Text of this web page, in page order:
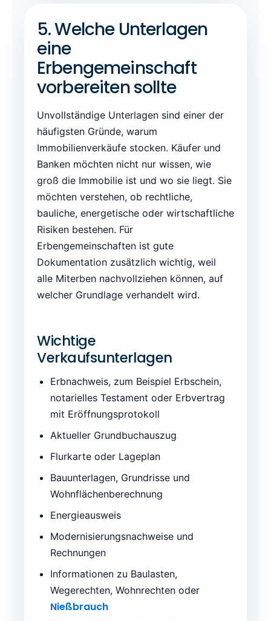
5. Welche Unterlagen
eine
Erbengemeinschaft
vorbereiten sollte
Unvollständige Unterlagen sind einer der
häufigsten Gründe, warum
Immobilienverkäufe stocken. Käufer und
Banken möchten nicht nur wissen, wie
groß die Immobilie ist und wo sie liegt. Sie
möchten verstehen, ob rechtliche,
bauliche, energetische oder wirtschaftliche
Risiken bestehen. Für
Erbengemeinschaften ist gute
Dokumentation zusätzlich wichtig, weil
alle Miterben nachvollziehen können, auf
welcher Grundlage verhandelt wird.
Wichtige
Verkaufsunterlagen
Erbnachweis, zum Beispiel Erbschein,
notarielles Testament oder Erbvertrag
mit Eröffnungsprotokoll
Aktueller Grundbuchauszug
Flurkarte oder Lageplan
Bauunterlagen, Grundrisse und
Wohnflächenberechnung
Energieausweis
Modernisierungsnachweise und
Rechnungen
Informationen zu Baulasten,
Wegerechten, Wohnrechten oder
Nießbrauch